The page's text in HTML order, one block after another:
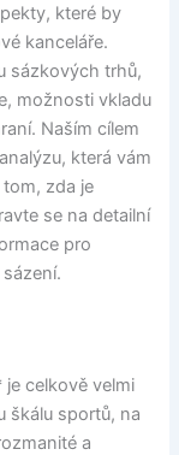
které by
kanceláře.
sázkových trhů,
možnosti vkladu
Naším cílem
která vám
zda je
se na detailní
pro
celkově velmi
škálu sportů, na
a